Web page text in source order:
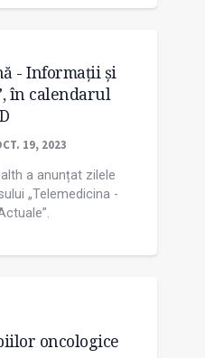
- Informații și
în calendarul
19, 2023
a anunțat zilele
„Telemedicina -
oncologice